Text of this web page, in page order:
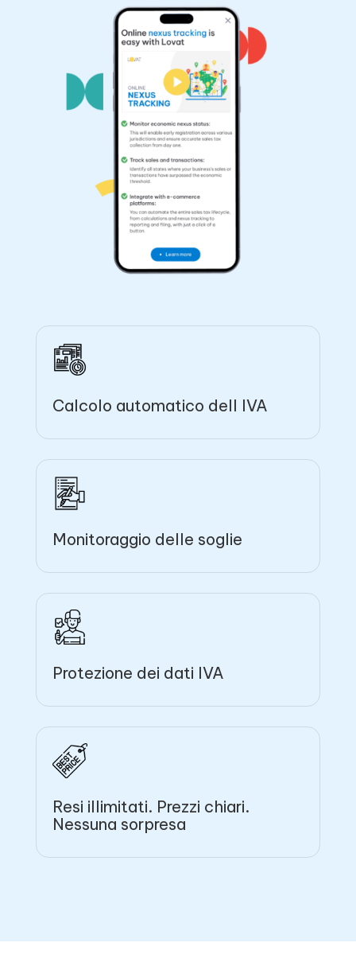
Calcolo automatico dell IVA
Monitoraggio delle soglie
Protezione dei dati IVA
Resi illimitati. Prezzi chiari.
Nessuna sorpresa